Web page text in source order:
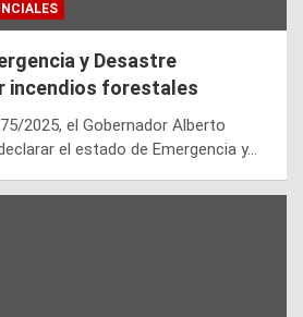
y Desastre
incendios forestales
2025, el Gobernador Alberto
el estado de Emergencia y…